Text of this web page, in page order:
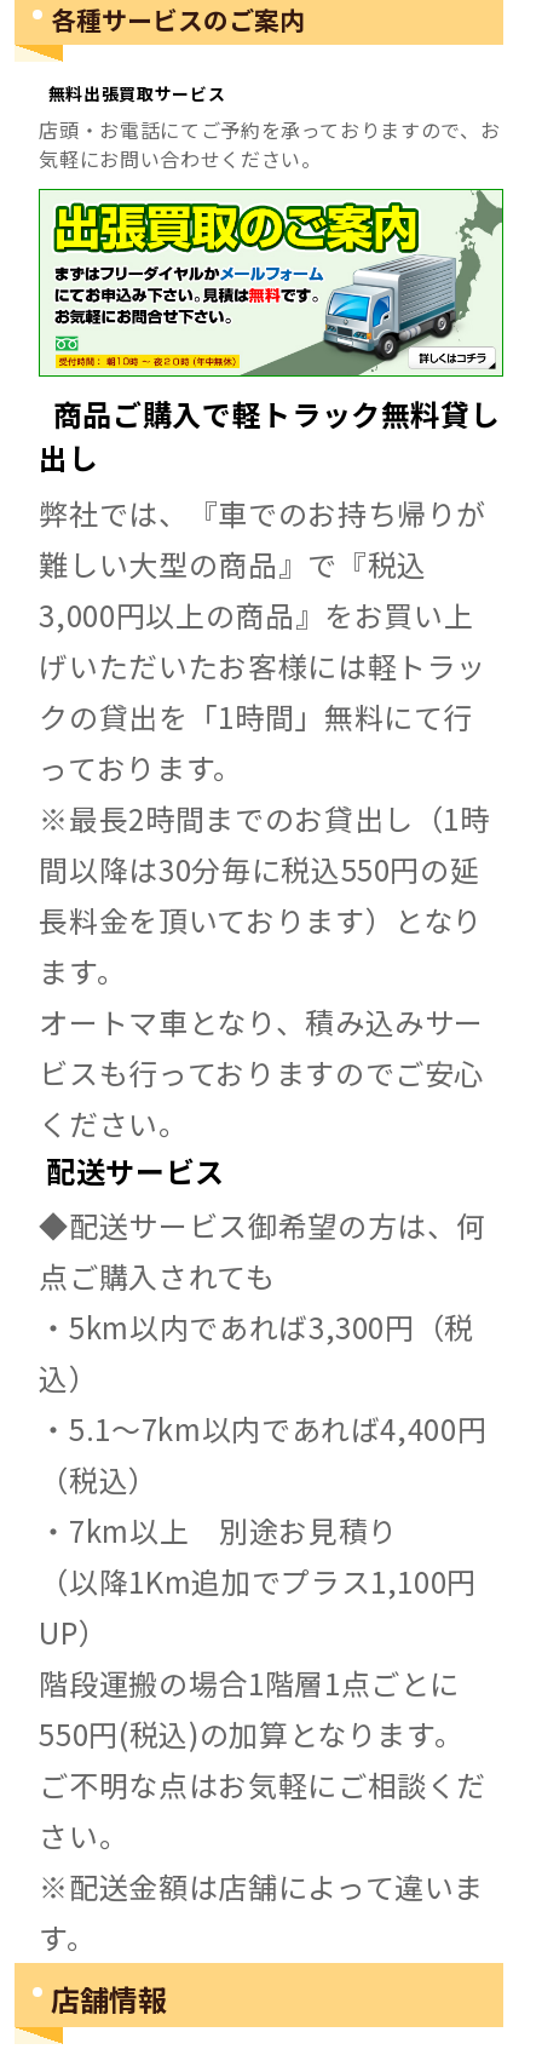
各種サービスのご案内
無料出張買取サービス
店頭・お電話にてご予約を承っておりますので、お
気軽にお問い合わせください。
商品ご購入で軽トラック無料貸し
出し
弊社では、『車でのお持ち帰りが
難しい大型の商品』で『税込
3,000円以上の商品』をお買い上
げいただいたお客様には軽トラッ
クの貸出を「1時間」無料にて行
っております。
※最長2時間までのお貸出し（1時
間以降は30分毎に税込550円の延
長料金を頂いております）となり
ます。
オートマ車となり、積み込みサー
ビスも行っておりますのでご安心
ください。
配送サービス
◆配送サービス御希望の方は、何
点ご購入されても
・5km以内であれば3,300円（税
込）
・5.1～7km以内であれば4,400円
（税込）
・7km以上 別途お見積り
（以降1Km追加でプラス1,100円
UP）
階段運搬の場合1階層1点ごとに
550円(税込)の加算となります。
ご不明な点はお気軽にご相談くだ
さい。
※配送金額は店舗によって違いま
す。
店舗情報